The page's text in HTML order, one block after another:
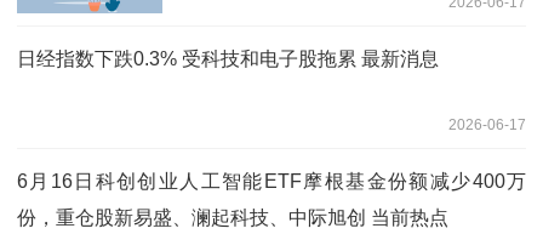
日经指数下跌0.3% 受科技和电子股拖累 最新消息
2026-06-17
6月16日科创创业人工智能ETF摩根基金份额减少400万
份，重仓股新易盛、澜起科技、中际旭创 当前热点